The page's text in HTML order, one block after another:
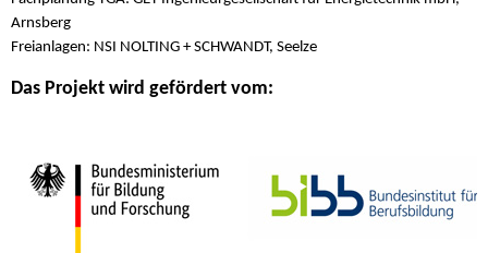
Arnsberg
Freianlagen: NSI NOLTING + SCHWANDT, Seelze
Das Projekt wird gefördert vom: